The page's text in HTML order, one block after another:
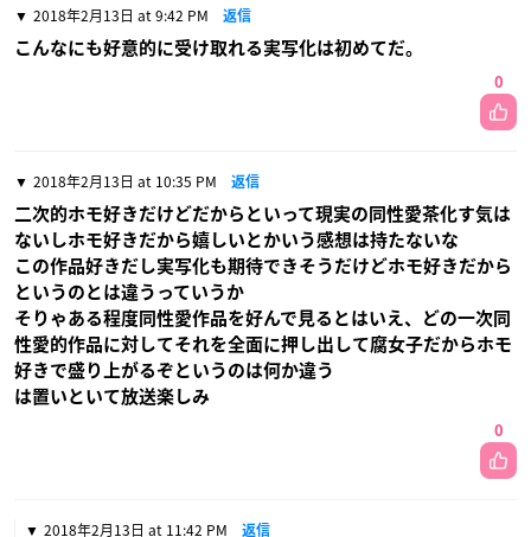
2018年2月13日 at 9:42 PM 返信
こんなにも好意的に受け取れる実写化は初めてだ。
0
2018年2月13日 at 10:35 PM 返信
二次的ホモ好きだけどだからといって現実の同性愛茶化す気は
ないしホモ好きだから嬉しいとかいう感想は持たないな
この作品好きだし実写化も期待できそうだけどホモ好きだから
というのとは違うっていうか
そりゃある程度同性愛作品を好んで見るとはいえ、どの一次同
性愛的作品に対してそれを全面に押し出して腐女子だからホモ
好きで盛り上がるぞというのは何か違う
は置いといて放送楽しみ
0
2018年2月13日 at 11:42 PM 返信